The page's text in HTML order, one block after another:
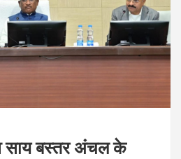
साय बस्तर अंचल के